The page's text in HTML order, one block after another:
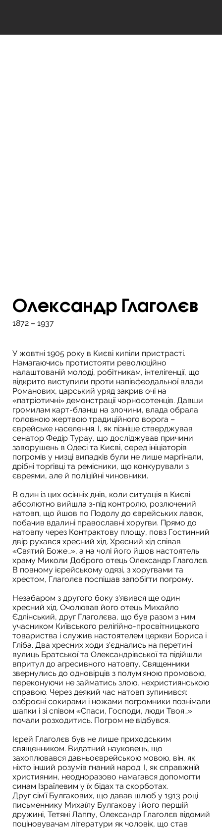
Олександр Глаголєв
1872 – 1937
У жовтні 1905 року в Києві кипіли пристрасті.
Намагаючись протистояти революційно
налаштованій молоді, робітникам, інтелігенції, що
відкрито виступили проти напівфеодальної влади
Романових, царський уряд закрив очі на
«патріотичні» демонстрації чорносотенців. Давши
громилам карт-бланш на злочини, влада обрала
головною жертвою традиційного ворога –
єврейське населення. І, як пізніше стверджував
сенатор Федір Турау, що досліджував причини
заворушень в Одесі та Києві, серед ініціаторів
погромів у низці випадків були не лише маргінали,
дрібні торгівці та ремісники, що конкурували з
євреями, але й поліційні чиновники.
В один із цих осінніх днів, коли ситуація в Києві
абсолютно вийшла з-під контролю, розлючений
натовп, що йшов по Подолу до єврейських лавок,
побачив вдалині православні хоругви. Прямо до
натовпу через Контрактову площу, повз Гостинний
двір рухався хресний хід. Хресний хід співав
«Святий Боже…», а на чолі його йшов настоятель
храму Миколи Доброго отець Олександр Глаголєв.
В повному ієрейському одязі, з хоругвами та
хрестом, Глаголєв поспішав запобігти погрому.
Незабаром з другого боку з'явився ще один
хресний хід. Очолював його отець Михайло
Єдлінський, друг Глаголєва, що був разом з ним
учасником Київського релігійно-просвітницького
товариства і служив настоятелем церкви Бориса і
Гліба. Два хресних ходи з'єднались на перетині
вулиць Братської та Олександрівської та підійшли
впритул до агресивного натовпу. Священники
звернулись до одновірців з полум'яною промовою,
переконуючи не займатись злою, нехристиянською
справою. Через деякий час натовп зупинився:
озброєні сокирами і ножами погромники познімали
шапки і зі співом «Спаси, Господи, люди Твоя…»
почали розходитись. Погром не відбувся.
Ієрей Глаголєв був не лише приходським
священником. Видатний науковець, що
захоплювався давньоєврейською мовою, він, як
ніхто інший розумів гнаний народ. І, як справжній
християнин, неодноразово намагався допомогти
синам Ізраїлевим у їх бідах та скорботах.
Друг сім'ї Булгакових, що давав шлюб у 1913 році
письменнику Михаїлу Булгакову і його першій
дружині, Тетяні Лаппу, Олександр Глаголєв відомий
поціновувачам літератури як чоловік, що став